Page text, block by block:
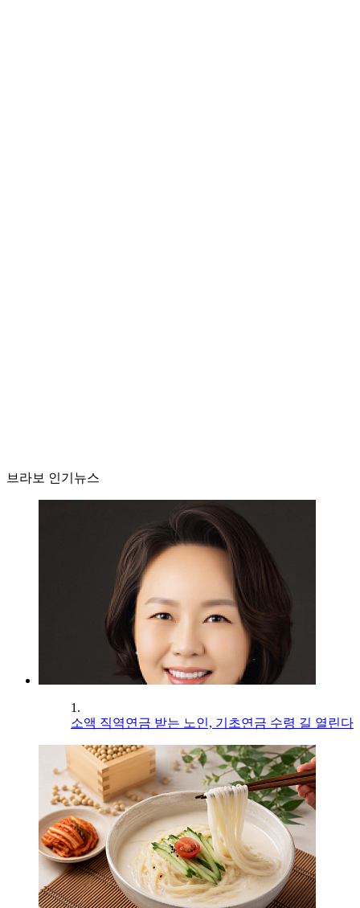
브라보 인기뉴스
1.
소액 직역연금 받는 노인, 기초연금 수령 길 열린다